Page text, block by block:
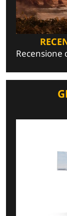
Recensione